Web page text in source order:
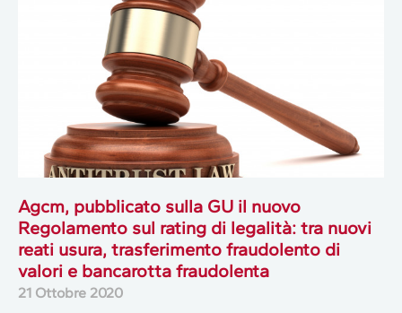
Agcm, pubblicato sulla GU il nuovo
Regolamento sul rating di legalità: tra nuovi
reati usura, trasferimento fraudolento di
valori e bancarotta fraudolenta
21 Ottobre 2020